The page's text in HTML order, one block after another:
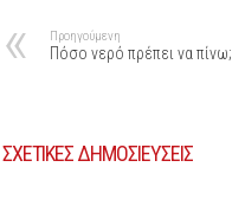
Προηγούμενη
Πόσο νερό πρέπει να πίνω;
ΣΧΕΤΙΚΕΣ ΔΗΜΟΣΙΕΥΣΕΙΣ